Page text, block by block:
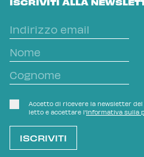
Accetto di ricevere la newsletter del
letto e accettare l'Informativa sulla